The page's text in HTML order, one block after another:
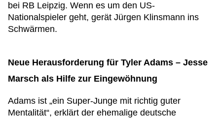
bei RB Leipzig. Wenn es um den US-
Nationalspieler geht, gerät Jürgen Klinsmann ins
Schwärmen.
Neue Herausforderung für Tyler Adams – Jesse
Marsch als Hilfe zur Eingewöhnung
Adams ist „ein Super-Junge mit richtig guter
Mentalität“, erklärt der ehemalige deutsche